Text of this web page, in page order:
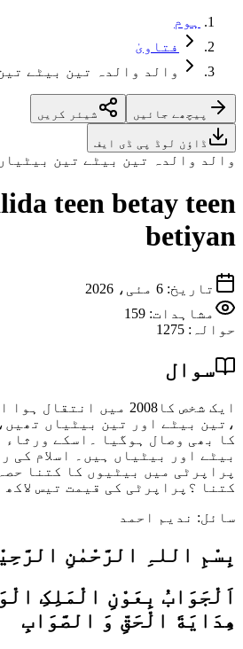
ہوم
فتاویٰ
والد والدہ تین بیٹے
پیچھے جائیں شیئر کریں
ڈاؤن لوڈ پی ڈی ایف
والد والدہ تین بیٹے تین
teen betay teen
betiyan
تاریخ: 6 مئی، 2026
مشاہدات: 159
حوالہ :
1275
سوال
ایک شخص کا2008 میں
کا بھی وصال ہوگیا ۔اسکے ورثاء
بیٹے اور بیٹیاں ہیں۔ اسلام کی
پراپرٹی میں بیٹیوں کا کتنا
کتنا ؟پراپرٹی کی قیمت تیس لاکھ
سائل: ندیم احمد
بِسْمِ اللہِ الرَّحْمٰنِ
اَلْجَوَابُ بِعَوْنِ الْمَلِکِ
ھِدَايَةَ الْحَقِّ وَ الصَّوَابِ